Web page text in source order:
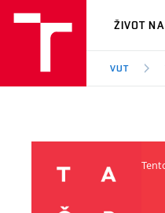
VUT
ŽIVOT
VUT